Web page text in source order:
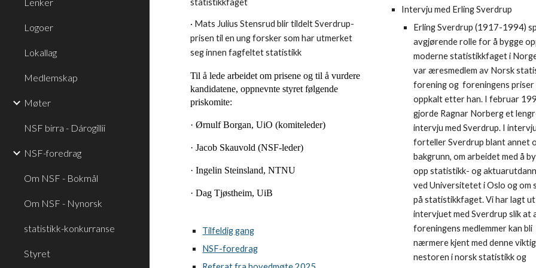
Logoer
Lokallag
Medlemskap
Møter
NSF birra - Dárogillii
NSF-foredrag
Om NSF - Bokmål
Om NSF - Nynorsk
statistikk-konkurranse
Styret
statistikkfaget
· Mats Julius Stensrud blir tildelt Sverdrup-
prisen til en ung forsker som har utmerket
seg innen fagfeltet statistikk
Til å lede arbeidet om prisene og til å vurdere
kandidatene, oppnevnte styret følgende
priskomite:
· Ørnulf Borgan, UiO (komiteleder)
· Jacob Skauvold (NSF-leder)
· Ingelin Steinsland, NTNU
· Dag Tjøstheim, UiB
Tilfeldig gang
NSF-foredrag
Intervju med Erling Sverdrup
Erling Sverdrup (1917-1994)
avgjørende rolle for å bygge
moderne statistikkfaget i
var æresmedlem av Norsk
forening og foreningens priser
oppkalt etter han. I februar
gjorde Ragnar Norberg et
intervju med Sverdrup. I
forteller Sverdrup blant annet
bakgrunn, om arbeidet med å
opp statistikk- og
ved Universitetet i Oslo og om
på statistikkfaget. Vi har lagt ut
intervjuet med Sverdrup slik at
foreningens medlemmer kan bli
nærmere kjent med denne
nestoren i norsk statistikk og